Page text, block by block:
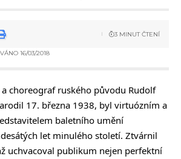
16/03/2018
3 MINUT ČTENÍ
choreograf ruského původu Rudolf
17. března 1938, byl virtuózním a
baletního umění
let minulého století. Ztvárnil
uchvacoval publikum nejen perfektní